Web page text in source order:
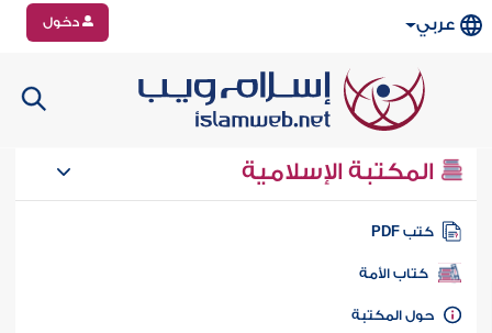
عربي دخول
المكتبة الإسلامية
كتب PDF
كتاب الأمة